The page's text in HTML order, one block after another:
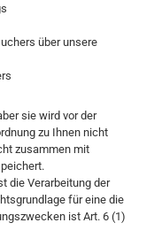
über unsere
sie wird vor der
zu Ihnen nicht
zusammen mit
die Verarbeitung der
für eine die
ist Art. 6 (1)